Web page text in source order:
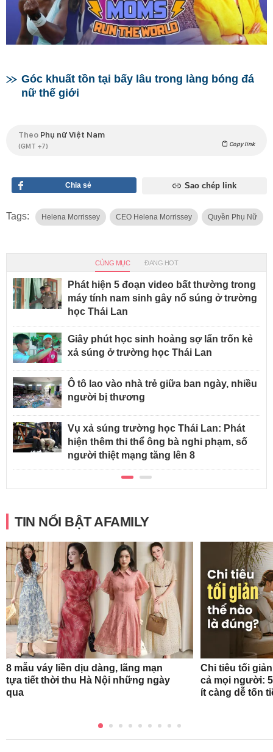
Góc khuất tồn tại bấy lâu trong làng bóng đá
nữ thế giới
Theo Phụ nữ Việt Nam
(GMT +7) Copy link
Chia sẻ Sao chép link
Tags: Helena Morrissey CEO Helena Morrissey Quyền Phụ Nữ
CÙNG MỤC ĐANG HOT
Phát hiện 5 đoạn video bất thường trong
máy tính nam sinh gây nổ súng ở trường
học Thái Lan
Giây phút học sinh hoảng sợ lẩn trốn kẻ
xả súng ở trường học Thái Lan
Ô tô lao vào nhà trẻ giữa ban ngày, nhiều
người bị thương
Vụ xả súng trường học Thái Lan: Phát
hiện thêm thi thể ông bà nghi phạm, số
người thiệt mạng tăng lên 8
TIN NỔI BẬT AFAMILY
8 mẫu váy liền dịu dàng, lãng mạn
tựa tiết thời thu Hà Nội những ngày
qua
Chi tiêu tối
cả mọi người:
ít càng dễ tốn